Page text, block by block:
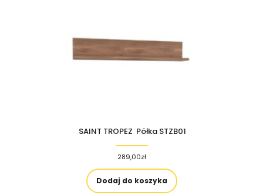
SAINT TROPEZ Półka STZB01
289,00zł
Dodaj do koszyka